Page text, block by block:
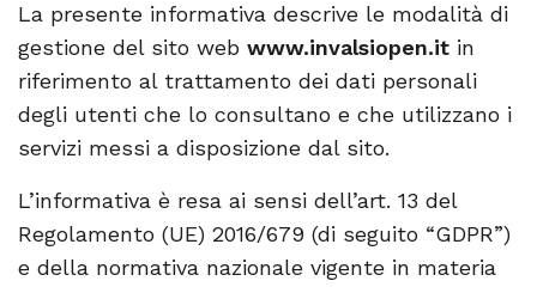
La presente informativa descrive le modalità di
gestione del sito web www.invalsiopen.it in
riferimento al trattamento dei dati personali
degli utenti che lo consultano e che utilizzano i
servizi messi a disposizione dal sito.
L’informativa è resa ai sensi dell’art. 13 del
Regolamento (UE) 2016/679 (di seguito “GDPR”)
e della normativa nazionale vigente in materia